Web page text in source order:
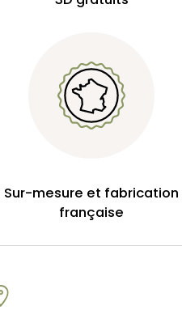
Sur-mesure et fabrication
française